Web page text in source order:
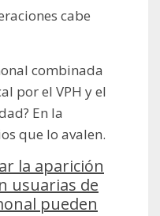
cabe
combinada
por el VPH y el
En la
que lo avalen.
la aparición
usuarias de
pueden